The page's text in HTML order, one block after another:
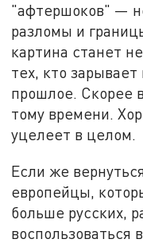
"афтершоков" —
разломы и
картина станет
тех, кто
прошлое. Скорее
тому времени.
уцелеет в целом.
Если же
европейцы,
больше русских,
воспользоваться